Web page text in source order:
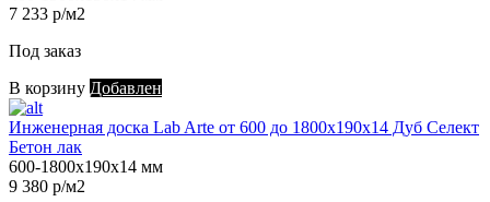
7 233 р/м2
Под заказ
В корзину Добавлен
Инженерная доска Lab Arte от 600 до 1800х190х14 Дуб Селект
Бетон лак
600-1800х190х14 мм
9 380 р/м2